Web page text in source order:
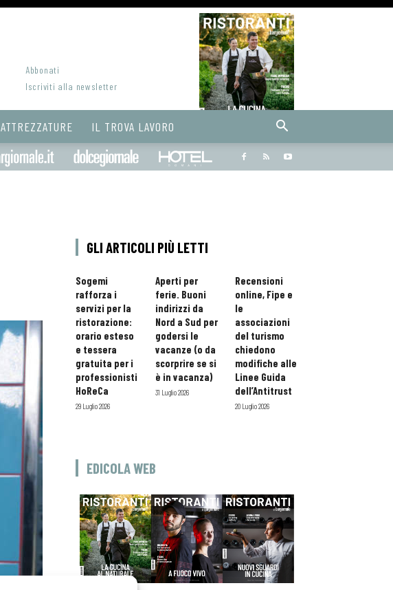
Abbonati
Iscriviti alla newsletter
ATTREZZATURE IL TROVA LAVORO
Bargiornale dolcegiornale
GLI ARTICOLI PIÙ LETTI
Sogemi
rafforza i
servizi per la
ristorazione:
orario esteso
e tessera
gratuita per i
professionisti
HoReCa
29 Luglio 2026
Aperti per
ferie. Buoni
indirizzi da
Nord a Sud per
godersi le
vacanze (o da
scorprire se si
è in vacanza)
31 Luglio 2026
Recensioni
online, Fipe e
le
associazioni
del turismo
chiedono
modifiche alle
Linee Guida
dell’Antitrust
20 Luglio 2026
EDICOLA WEB